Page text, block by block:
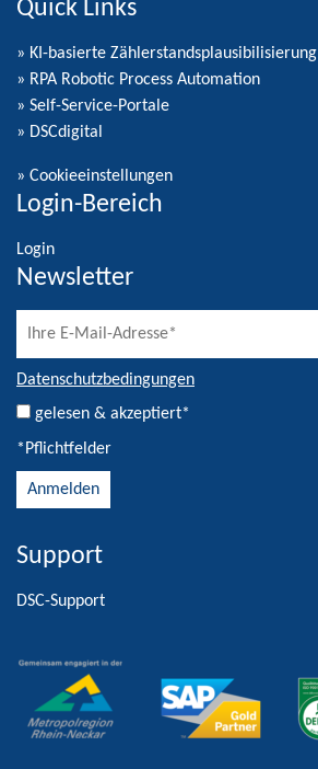
Quick Links
» KI-basierte Zählerstandsplausibilisierung
» RPA Robotic Process Automation
» Self-Service-Portale
» DSCdigital
» Cookieeinstellungen
Login-Bereich
Login
Newsletter
Datenschutzbedingungen
gelesen & akzeptiert*
*Pflichtfelder
Alternative:
Support
DSC-Support